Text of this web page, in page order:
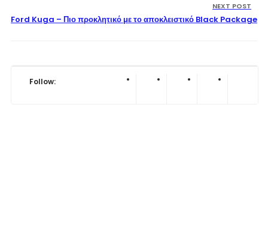
NEXT POST
Ford Kuga – Πιο προκλητικό με το αποκλειστικό Black Package
Follow: